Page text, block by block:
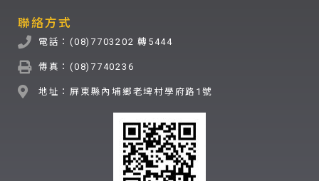
聯絡方式
電話：(08)7703202 轉5444
傳真：(08)7740236
地址：屏東縣內埔鄉老埤村學府路1號